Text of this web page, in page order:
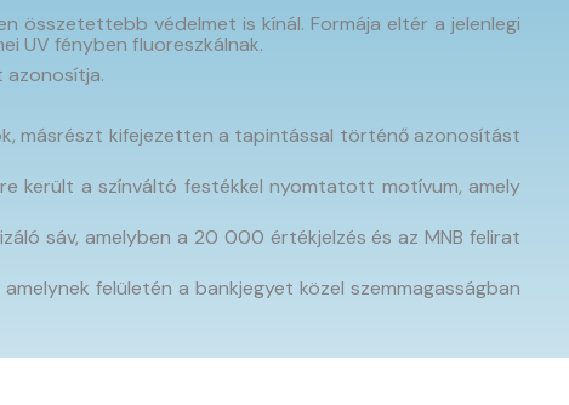
összetettebb védelmet is kínál. Formája eltér a jelenlegi
UV fényben fluoreszkálnak.
azonosítja.
másrészt kifejezetten a tapintással történő azonosítást
került a színváltó festékkel nyomtatott motívum, amely
sáv, amelyben a 20 000 értékjelzés és az MNB felirat
felületén a bankjegyet közel szemmagasságban